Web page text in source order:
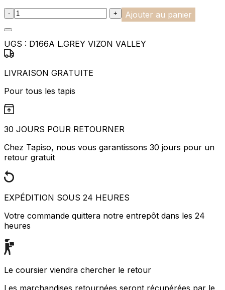
:product_name quantity
- + Ajouter au panier
UGS : D166A L.GREY VIZON VALLEY
LIVRAISON GRATUITE
Pour tous les tapis
30 JOURS POUR RETOURNER
Chez Tapiso, nous vous garantissons 30 jours pour un
retour gratuit
EXPÉDITION SOUS 24 HEURES
Votre commande quittera notre entrepôt dans les 24
heures
Le coursier viendra chercher le retour
Les marchandises retournées seront récupérées par le